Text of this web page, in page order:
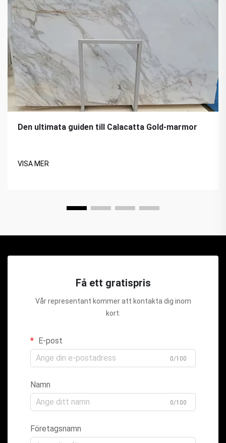
Den ultimata guiden till Calacatta Gold-marmor
VISA MER
Få ett gratispris
Vår representant kommer att kontakta dig inom
kort.
E-post
0/100
Namn
0/100
Företagsnamn